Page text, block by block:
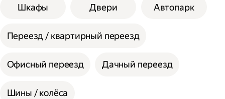
Шкафы Двери Автопарк
Переезд / квартирный переезд
Офисный переезд Дачный переезд
Шины / колёса